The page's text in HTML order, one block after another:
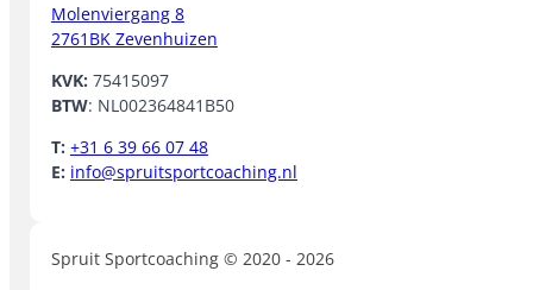
Molenviergang 8
2761BK Zevenhuizen
KVK: 75415097
BTW: NL002364841B50
T: +31 6 39 66 07 48
E: info@spruitsportcoaching.nl
Spruit Sportcoaching © 2020 - 2026